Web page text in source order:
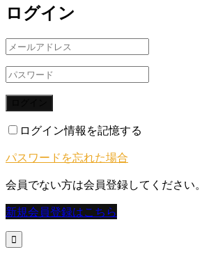
ログイン
ログイン情報を記憶する
パスワードを忘れた場合
会員でない方は会員登録してください。
新規会員登録はこちら
